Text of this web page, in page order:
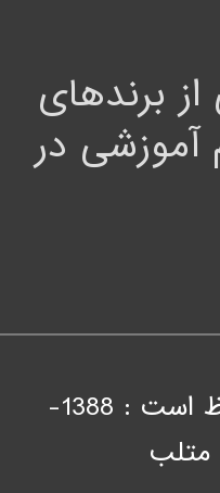
برندهای
آموزشی در
تمامی حقوق محفوظ است : 1388-
متلب